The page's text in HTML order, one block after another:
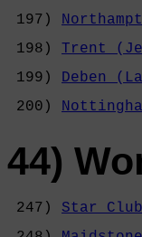
197)
198) Trent
199) Deben
200)
44)
247) Star